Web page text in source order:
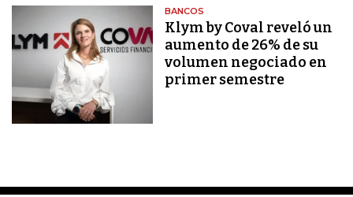
BANCOS
Klym by Coval reveló un
aumento de 26% de su
volumen negociado en
primer semestre